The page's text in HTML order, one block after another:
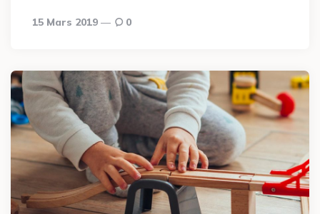
15 Mars 2019 0